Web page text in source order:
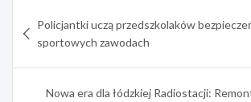
wpisu
Policjantki uczą przedszkolaków
sportowych zawodach
Nowa era dla łódzkiej Radiostacji: